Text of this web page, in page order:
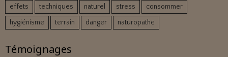
effets
techniques naturel stress
consommer
hygiénisme
terrain danger naturopathe
Témoignages